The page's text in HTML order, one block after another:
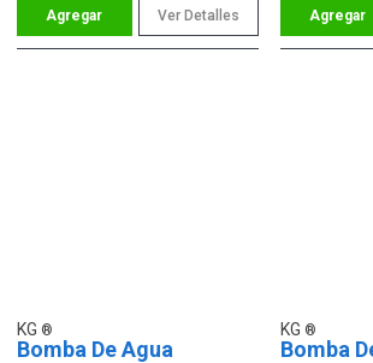
Ver Detalles
KG
Bomba De Agua
KG
Bomba